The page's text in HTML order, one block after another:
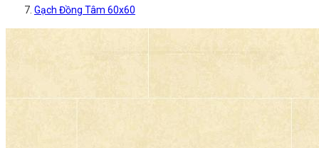
Gạch Đồng Tâm 60x60